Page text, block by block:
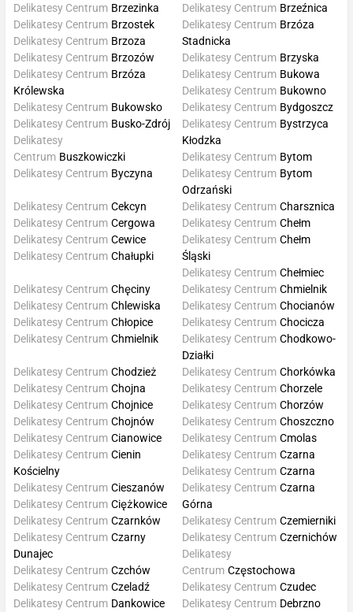
Delikatesy Centrum Brzezinka
Delikatesy Centrum Brzeźnica
Delikatesy Centrum Brzostek
Delikatesy Centrum Brzoza
Delikatesy Centrum Brzozów
Delikatesy Centrum Brzóza
Królewska
Delikatesy Centrum Brzóza
Stadnicka
Delikatesy Centrum Brzyska
Delikatesy Centrum Bukowa
Delikatesy Centrum Bukowno
Delikatesy Centrum Bukowsko
Delikatesy Centrum Busko-Zdrój
Delikatesy
Centrum Buszkowiczki
Delikatesy Centrum Byczyna
Delikatesy Centrum Bydgoszcz
Delikatesy Centrum Bystrzyca
Kłodzka
Delikatesy Centrum Bytom
Delikatesy Centrum Bytom
Odrzański
Delikatesy Centrum Cekcyn
Delikatesy Centrum Cergowa
Delikatesy Centrum Cewice
Delikatesy Centrum Chałupki
Delikatesy Centrum Charsznica
Delikatesy Centrum Chełm
Delikatesy Centrum Chełm
Śląski
Delikatesy Centrum Chełmiec
Delikatesy Centrum Chęciny
Delikatesy Centrum Chlewiska
Delikatesy Centrum Chłopice
Delikatesy Centrum Chmielnik
Delikatesy Centrum Chmielnik
Delikatesy Centrum Chocianów
Delikatesy Centrum Chocicza
Delikatesy Centrum Chodkowo-
Działki
Delikatesy Centrum Chodzież
Delikatesy Centrum Chojna
Delikatesy Centrum Chojnice
Delikatesy Centrum Chojnów
Delikatesy Centrum Chorkówka
Delikatesy Centrum Chorzele
Delikatesy Centrum Chorzów
Delikatesy Centrum Choszczno
Delikatesy Centrum Cianowice
Delikatesy Centrum Cienin
Kościelny
Delikatesy Centrum Cieszanów
Delikatesy Centrum Ciężkowice
Delikatesy Centrum Cmolas
Delikatesy Centrum Czarna
Delikatesy Centrum Czarna
Delikatesy Centrum Czarna
Górna
Delikatesy Centrum Czarnków
Delikatesy Centrum Czarny
Dunajec
Delikatesy Centrum Czchów
Delikatesy Centrum Czeladź
Delikatesy Centrum Czemierniki
Delikatesy Centrum Czernichów
Delikatesy
Centrum Częstochowa
Delikatesy Centrum Czudec
Delikatesy Centrum Dankowice
Delikatesy Centrum Debrzno